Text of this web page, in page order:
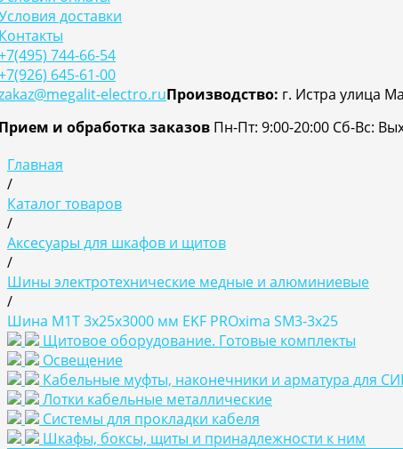
доставки
744-66-54
645-61-00
electro.ruПроизводство: г. Истра улица
и обработка заказов Пн-Пт: 9:00-20:00 Cб-Вс:
Главная
/
Каталог товаров
/
Аксесуары для шкафов и щитов
/
Шины электротехнические медные и алюминиевые
/
Шина М1T 3х25х3000 мм EKF PROxima SM3-3x25
Щитовое оборудование. Готовые комплекты
Освещение
Кабельные муфты, наконечники и арматура для
Лотки кабельные металлические
Системы для прокладки кабеля
Шкафы, боксы, щиты и принадлежности к ним